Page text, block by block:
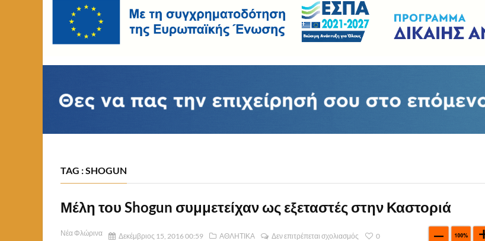
TAG : SHOGUN
Μέλη του Shogun συμμετείχαν ως εξεταστές στην Καστοριά
Νέα Φλώρινα Δεκέμβριος 15, 2016 00:59 ΑΘΛΗΤΙΚΑ Δεν επιτρέπεται σχολιασμός 0